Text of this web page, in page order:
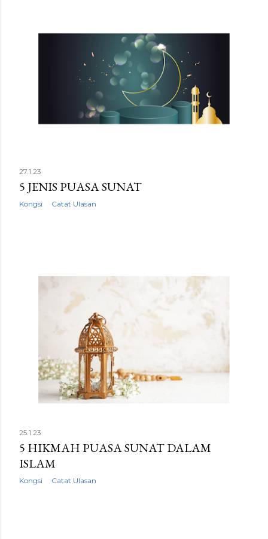
27.1.23
5 JENIS PUASA SUNAT
Kongsi Catat Ulasan
25.1.23
5 HIKMAH PUASA SUNAT DALAM
ISLAM
Kongsi Catat Ulasan